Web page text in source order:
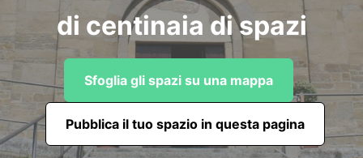
di centinaia di spazi
Sfoglia gli spazi su una mappa
Pubblica il tuo spazio in questa pagina